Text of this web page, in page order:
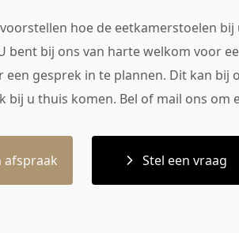
hoe de eetkamerstoelen
bent bij ons van harte welkom voor
een gesprek in te plannen. Dit kan bij
bij u thuis komen. Bel of mail ons om
afspraak Stel een vraag